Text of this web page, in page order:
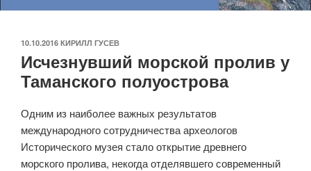
ОПУБЛИКОВАНО
10.10.2016 КИРИЛЛ ГУСЕВ
Исчезнувший морской пролив у
Таманского полуострова
Одним из наиболее важных результатов
международного сотрудничества археологов
Исторического музея стало открытие древнего
морского пролива, некогда отделявшего современный